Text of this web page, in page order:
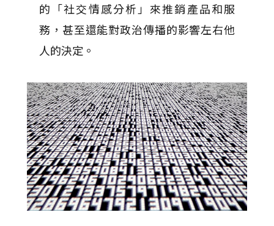
的「社交情感分析」來推銷產品和服
務，甚至還能對政治傳播的影響左右他
人的決定。